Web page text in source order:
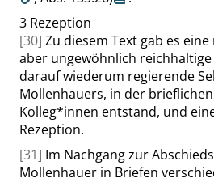
3 Rezeption
[30] Zu diesem Text gab es
aber ungewöhnlich
darauf wiederum regierende
Mollenhauers, in der
Kolleg*innen entstand, und
Rezeption.
[31] Im Nachgang zur
Mollenhauer in Briefen